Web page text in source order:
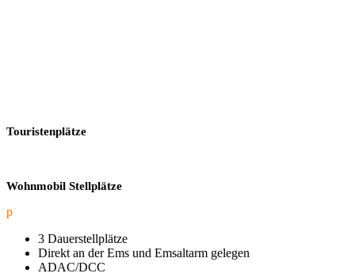
Touristenplätze
Wohnmobil Stellplätze
p
3 Dauerstellplätze
Direkt an der Ems und Emsaltarm gelegen
ADAC/DCC